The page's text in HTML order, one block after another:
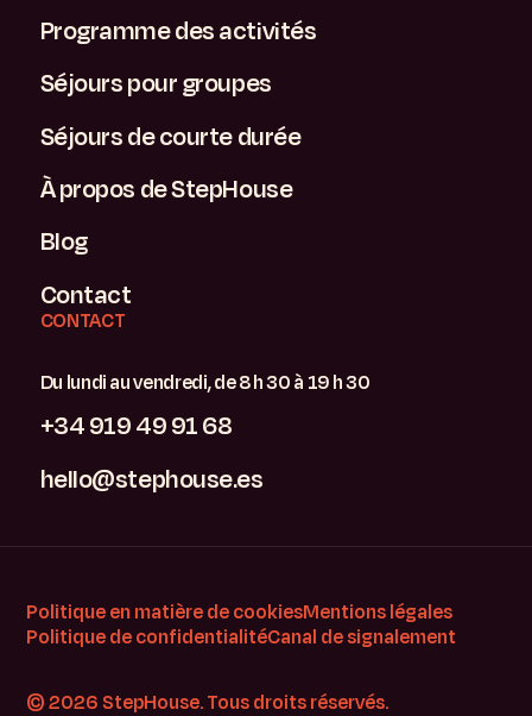
Programme des activités
Séjours pour groupes
Séjours de courte durée
À propos de StepHouse
Blog
Contact
CONTACT
Du lundi au vendredi, de 8 h 30 à 19 h 30
+34 919 49 91 68
hello@stephouse.es
Politique en matière de cookiesMentions légales
Politique de confidentialitéCanal de signalement
© 2026 StepHouse. Tous droits réservés.